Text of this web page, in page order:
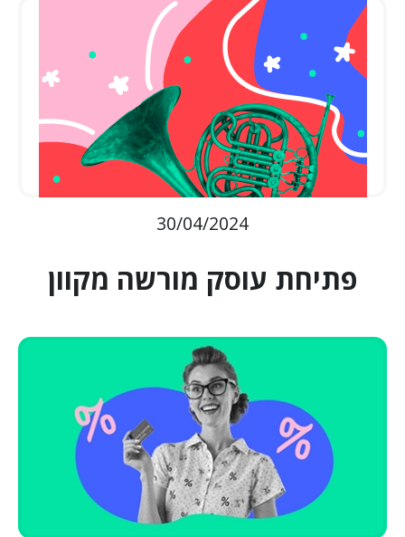
30/04/2024
פתיחת עוסק מורשה מקוון